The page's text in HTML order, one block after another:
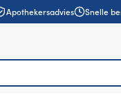
Apothekersadvies Snelle